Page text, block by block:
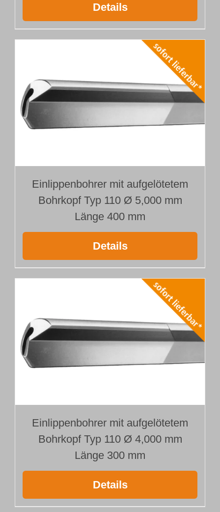
Details
Einlippenbohrer mit aufgelötetem
Bohrkopf Typ 110 Ø 5,000 mm
Länge 400 mm
Details
Einlippenbohrer mit aufgelötetem
Bohrkopf Typ 110 Ø 4,000 mm
Länge 300 mm
Details